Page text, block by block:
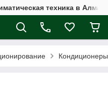
техника в